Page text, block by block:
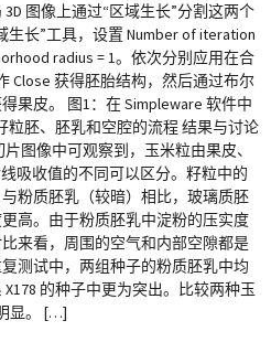
图像上通过“区域生长”分割这两个
长”工具，设置 Number of iteration
radius = 1。依次分别应用在合
Close 获得胚胎结构，然后通过布尔
果皮。 图1：在 Simpleware 软件中
粒胚、胚乳和空腔的流程 结果与讨论
图像中可观察到，玉米粒由果皮、
吸收值的不同可以区分。籽粒中的
粉质胚乳（较暗）相比，玻璃质胚
高。由于粉质胚乳中淀粉的压实度
来看，周围的空气和内部空隙都是
测试中，两组种子的粉质胚乳中均
的种子中更为突出。比较两种玉
显。 […]